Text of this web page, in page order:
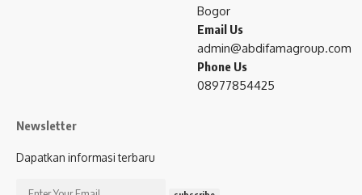
Bogor
Email Us
admin@abdifamagroup.com
Phone Us
08977854425
Newsletter
Dapatkan informasi terbaru